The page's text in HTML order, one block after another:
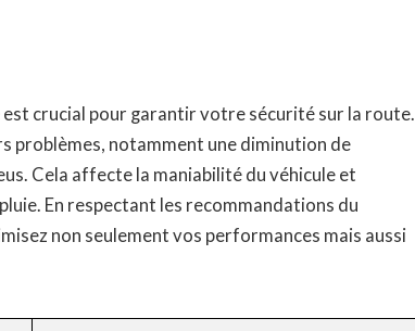
crucial pour garantir votre sécurité sur la route.
problèmes, notamment une diminution de
Cela affecte la maniabilité du véhicule et
En respectant les recommandations du
non seulement vos performances mais aussi